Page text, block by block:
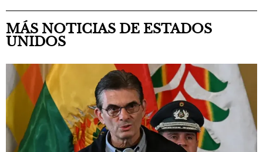
MÁS NOTICIAS DE ESTADOS
UNIDOS